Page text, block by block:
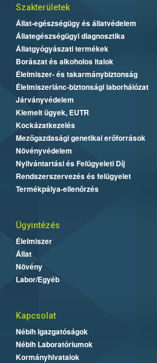
Szakterületek
Állat-egészségügy és állatvédelem
Állategészségügyi diagnosztika
Állatgyógyászati termékek
Borászat és alkoholos italok
Élelmiszer- és takarmánybiztonság
Élelmiszerlánc-biztonsági laborhálózat
Járványvédelem
Kiemelt ügyek, EUTR
Kockázatkezelés
Mezőgazdasági genetikai erőforrások
Növényvédelem
Nyilvántartási és Felügyeleti Díj
Rendszerszervezés és felügyelet
Termékpálya-ellenőrzés
Ügyintézés
Élelmiszer
Állat
Növény
Labor/Egyéb
Kapcsolat
Nébih Igazgatóságok
Nébih Laboratóriumok
Kormányhivatalok